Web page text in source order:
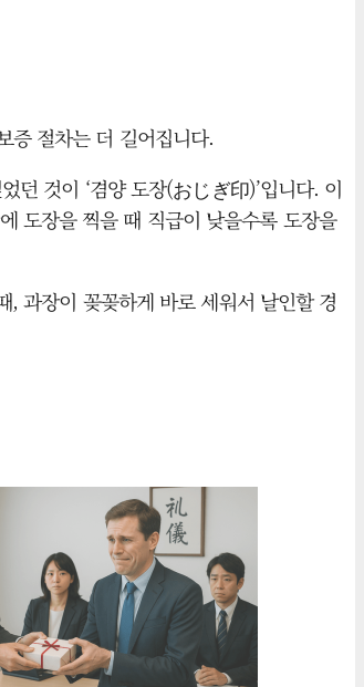
증 절차는 더 길어집니다.
던 것이 ‘겸양 도장(おじぎ印)’입니다. 이
도장을 찍을 때 직급이 낮을수록 도장을
, 과장이 꽂꽂하게 바로 세워서 날인할 경